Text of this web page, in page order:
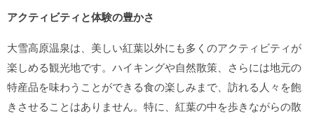
アクティビティと体験の豊かさ
大雪高原温泉は、美しい紅葉以外にも多くのアクティビティが
楽しめる観光地です。ハイキングや自然散策、さらには地元の
特産品を味わうことができる食の楽しみまで、訪れる人々を飽
きさせることはありません。特に、紅葉の中を歩きながらの散